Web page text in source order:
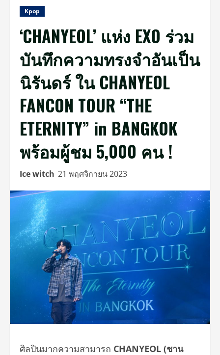
Kpop
‘CHANYEOL’ แห่ง EXO ร่วม
บันทึกความทรงจำอันเป็น
นิรันดร์ ใน CHANYEOL
FANCON TOUR “THE
ETERNITY” in BANGKOK
พร้อมผู้ชม 5,000 คน !
Ice witch 21 พฤศจิกายน 2023
ศิลปินมากความสามารถ CHANYEOL (ชาน